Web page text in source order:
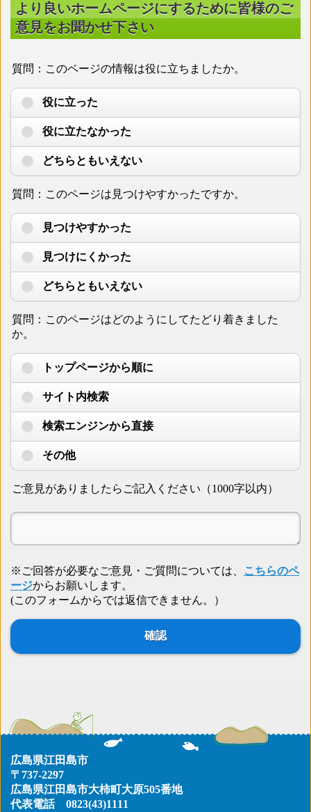
より良いホームページにするために皆様のご
意見をお聞かせ下さい
質問：このページの情報は役に立ちましたか。
役に立った
役に立たなかった
どちらともいえない
質問：このページは見つけやすかったですか。
見つけやすかった
見つけにくかった
どちらともいえない
質問：このページはどのようにしてたどり着きました
か。
トップページから順に
サイト内検索
検索エンジンから直接
その他
ご意見がありましたらご記入ください（1000字以内）
※ご回答が必要なご意見・ご質問については、
こちらのペ
ージからお願いします。
(このフォームからでは返信できません。）
広島県江田島市
〒737-2297
広島県江田島市大柿町大原505番地
代表電話 0823(43)1111